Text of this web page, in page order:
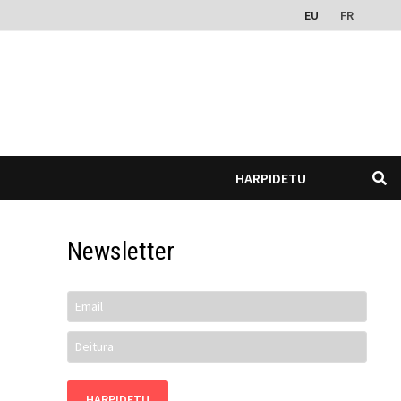
EU FR
HARPIDETU
Newsletter